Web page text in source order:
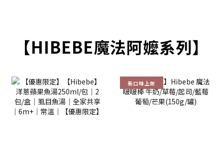
【HIBEBE魔法阿嬤系列】
新口味上架